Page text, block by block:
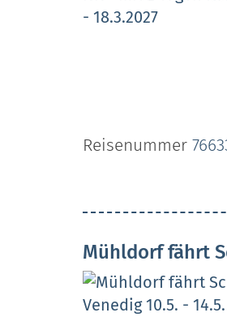
Reisenummer
Mühldorf fährt